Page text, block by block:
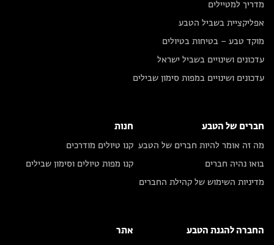
מדריך למטיילים
אפליקציית בשביל הטבע
מוקד טבע – בטיחות בטיולים
עדכונים ושינויים בשביל ישראל
עדכונים ושינויים במפות סימון שבילים
חברים של הטבע
מה זה אומר להיות חברים של הטבע
בואו נהיה חברים
מדיניות השימוש של קהילת החברים
חנות
קנו טיולים מודרכים
קנו מפות טיולים וסימון שבילים
החברה להגנת הטבע אתר